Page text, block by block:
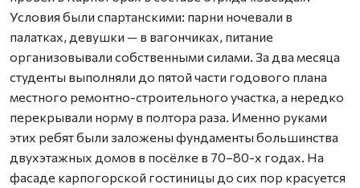
Условия были спартанскими: парни ночевали в
палатках, девушки — в вагончиках, питание
организовывали собственными силами. За два месяца
студенты выполняли до пятой части годового плана
местного ремонтно-строительного участка, а нередко
перекрывали норму в полтора раза. Именно руками
этих ребят были заложены фундаменты большинства
двухэтажных домов в посёлке в 70–80-х годах. На
фасаде карпогорской гостиницы до сих пор красуется